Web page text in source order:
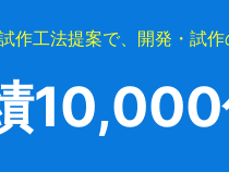
工法提案で、開発・試
10,000